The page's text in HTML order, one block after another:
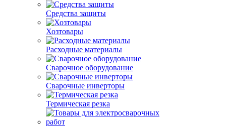
Средства защиты
Хозтовары
Расходные материалы
Сварочное оборудование
Сварочные инверторы
Термическая резка